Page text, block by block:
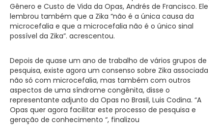
Gênero e Custo de Vida da Opas, Andrés de Francisco. Ele
lembrou também que a Zika “não é a única causa da
microcefalia e que a microcefalia não é o único sinal
possível da Zika”. acrescentou.
Depois de quase um ano de trabalho de vários grupos de
pesquisa, existe agora um consenso sobre Zika associada
não só com microcefalia, mas também com outros
aspectos de uma síndrome congênita, disse o
representante adjunto da Opas no Brasil, Luis Codina. “A
Opas quer agora facilitar este processo de pesquisa e
geração de conhecimento “, finalizou